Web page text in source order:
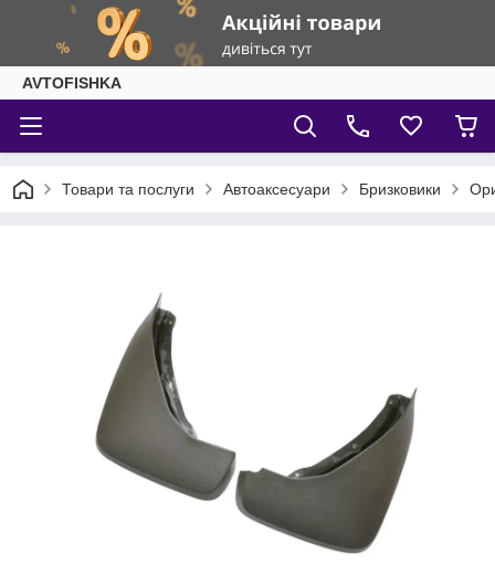
AVTOFISHKA
Товари та послуги Автоаксесуари Бризковики